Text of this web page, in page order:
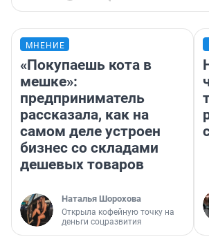
МНЕНИЕ
«Покупаешь кота в
мешке»:
предприниматель
рассказала, как на
самом деле устроен
бизнес со складами
дешевых товаров
Наталья Шорохова
Открыла кофейную точку на
деньги соцразвития